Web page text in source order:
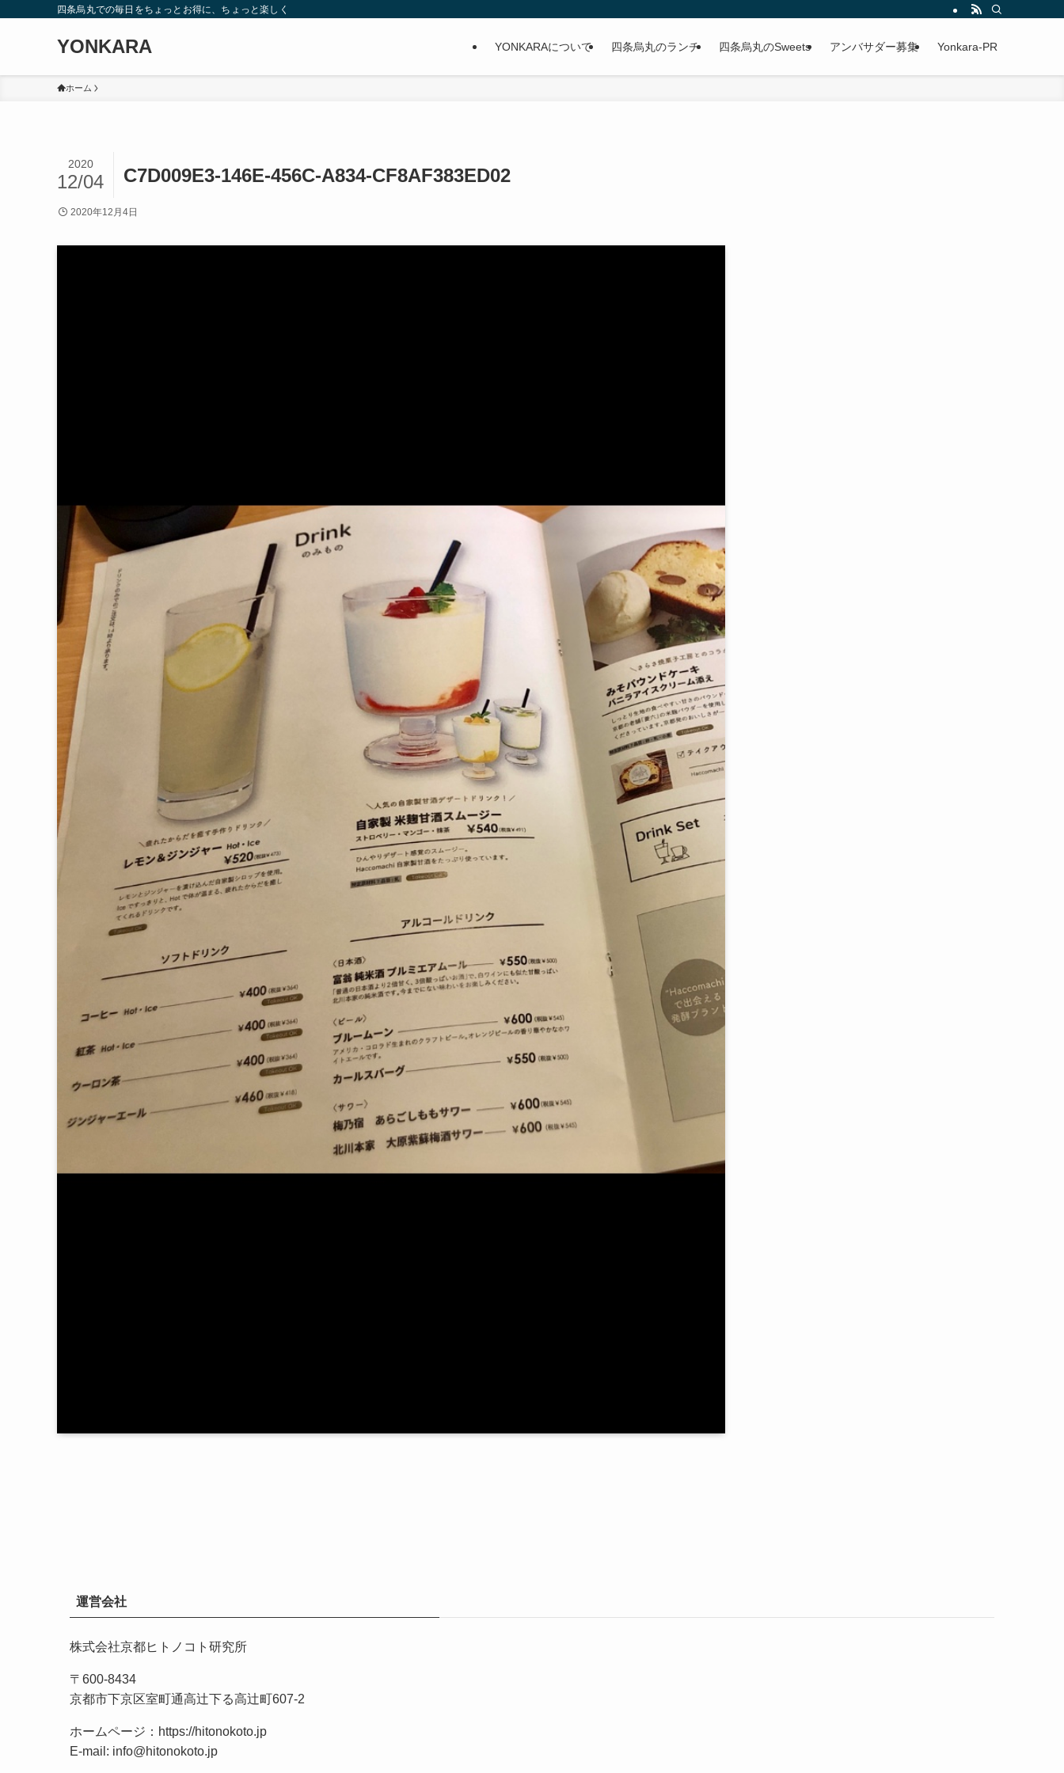
四条烏丸での毎日をちょっとお得に、ちょっと楽しく
YONKARA YONKARAについて 四条烏丸のランチ 四条烏丸のSweets アンバサダー募集 Yonkara-PR
ホーム
C7D009E3-146E-456C-A834-CF8AF383ED02
2020
12/04
2020年12月4日
運営会社
株式会社京都ヒトノコト研究所
〒600-8434
京都市下京区室町通高辻下る高辻町607-2
ホームページ： https://hitonokoto.jp
E-mail: info@hitonokoto.jp